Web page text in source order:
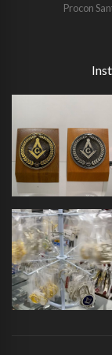
Procon